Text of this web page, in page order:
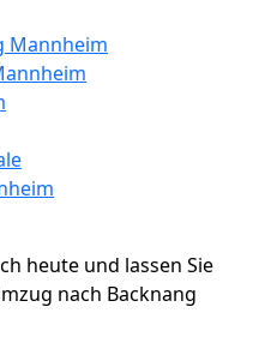
Mannheim
heute und lassen Sie
nach Backnang